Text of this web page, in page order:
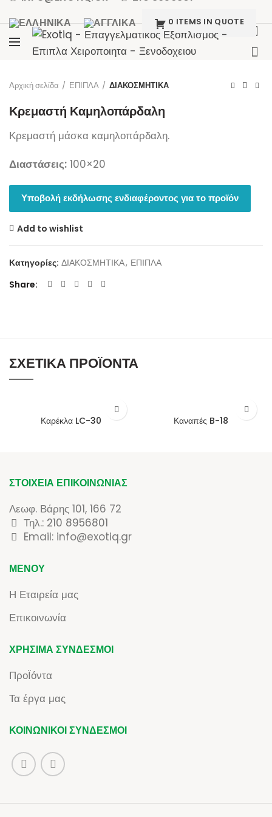
0 ITEMS IN QUOTE
Click to enlarge
Αρχική σελίδα ΕΠΙΠΛΑ ΔΙΑΚΟΣΜΗΤΙΚΑ
Κρεμαστή Καμηλοπάρδαλη
Κρεμαστή μάσκα καμηλοπάρδαλη.
Διαστάσεις: 100×20
Υποβολή εκδήλωσης ενδιαφέροντος για το προϊόν
Add to wishlist
Κατηγορίες: ΔΙΑΚΟΣΜΗΤΙΚΑ, ΕΠΙΠΛΑ
Share
ΣΧΕΤΙΚΆ ΠΡΟΪΌΝΤΑ
Καρέκλα LC-30 Καναπές B-18
ΣΤΟΙΧΕΊΑ ΕΠΙΚΟΙΝΩΝΊΑΣ
Λεωφ. Βάρης 101, 166 72
Τηλ.: 210 8956801
Email: info@exotiq.gr
ΜΕΝΟΎ
Η Εταιρεία μας
Επικοινωνία
ΧΡΉΣΙΜΑ ΣΎΝΔΕΣΜΟΙ
ΠροΪόντα
Τα έργα μας
ΚΟΙΝΩΝΙΚΟΊ ΣΎΝΔΕΣΜΟΙ